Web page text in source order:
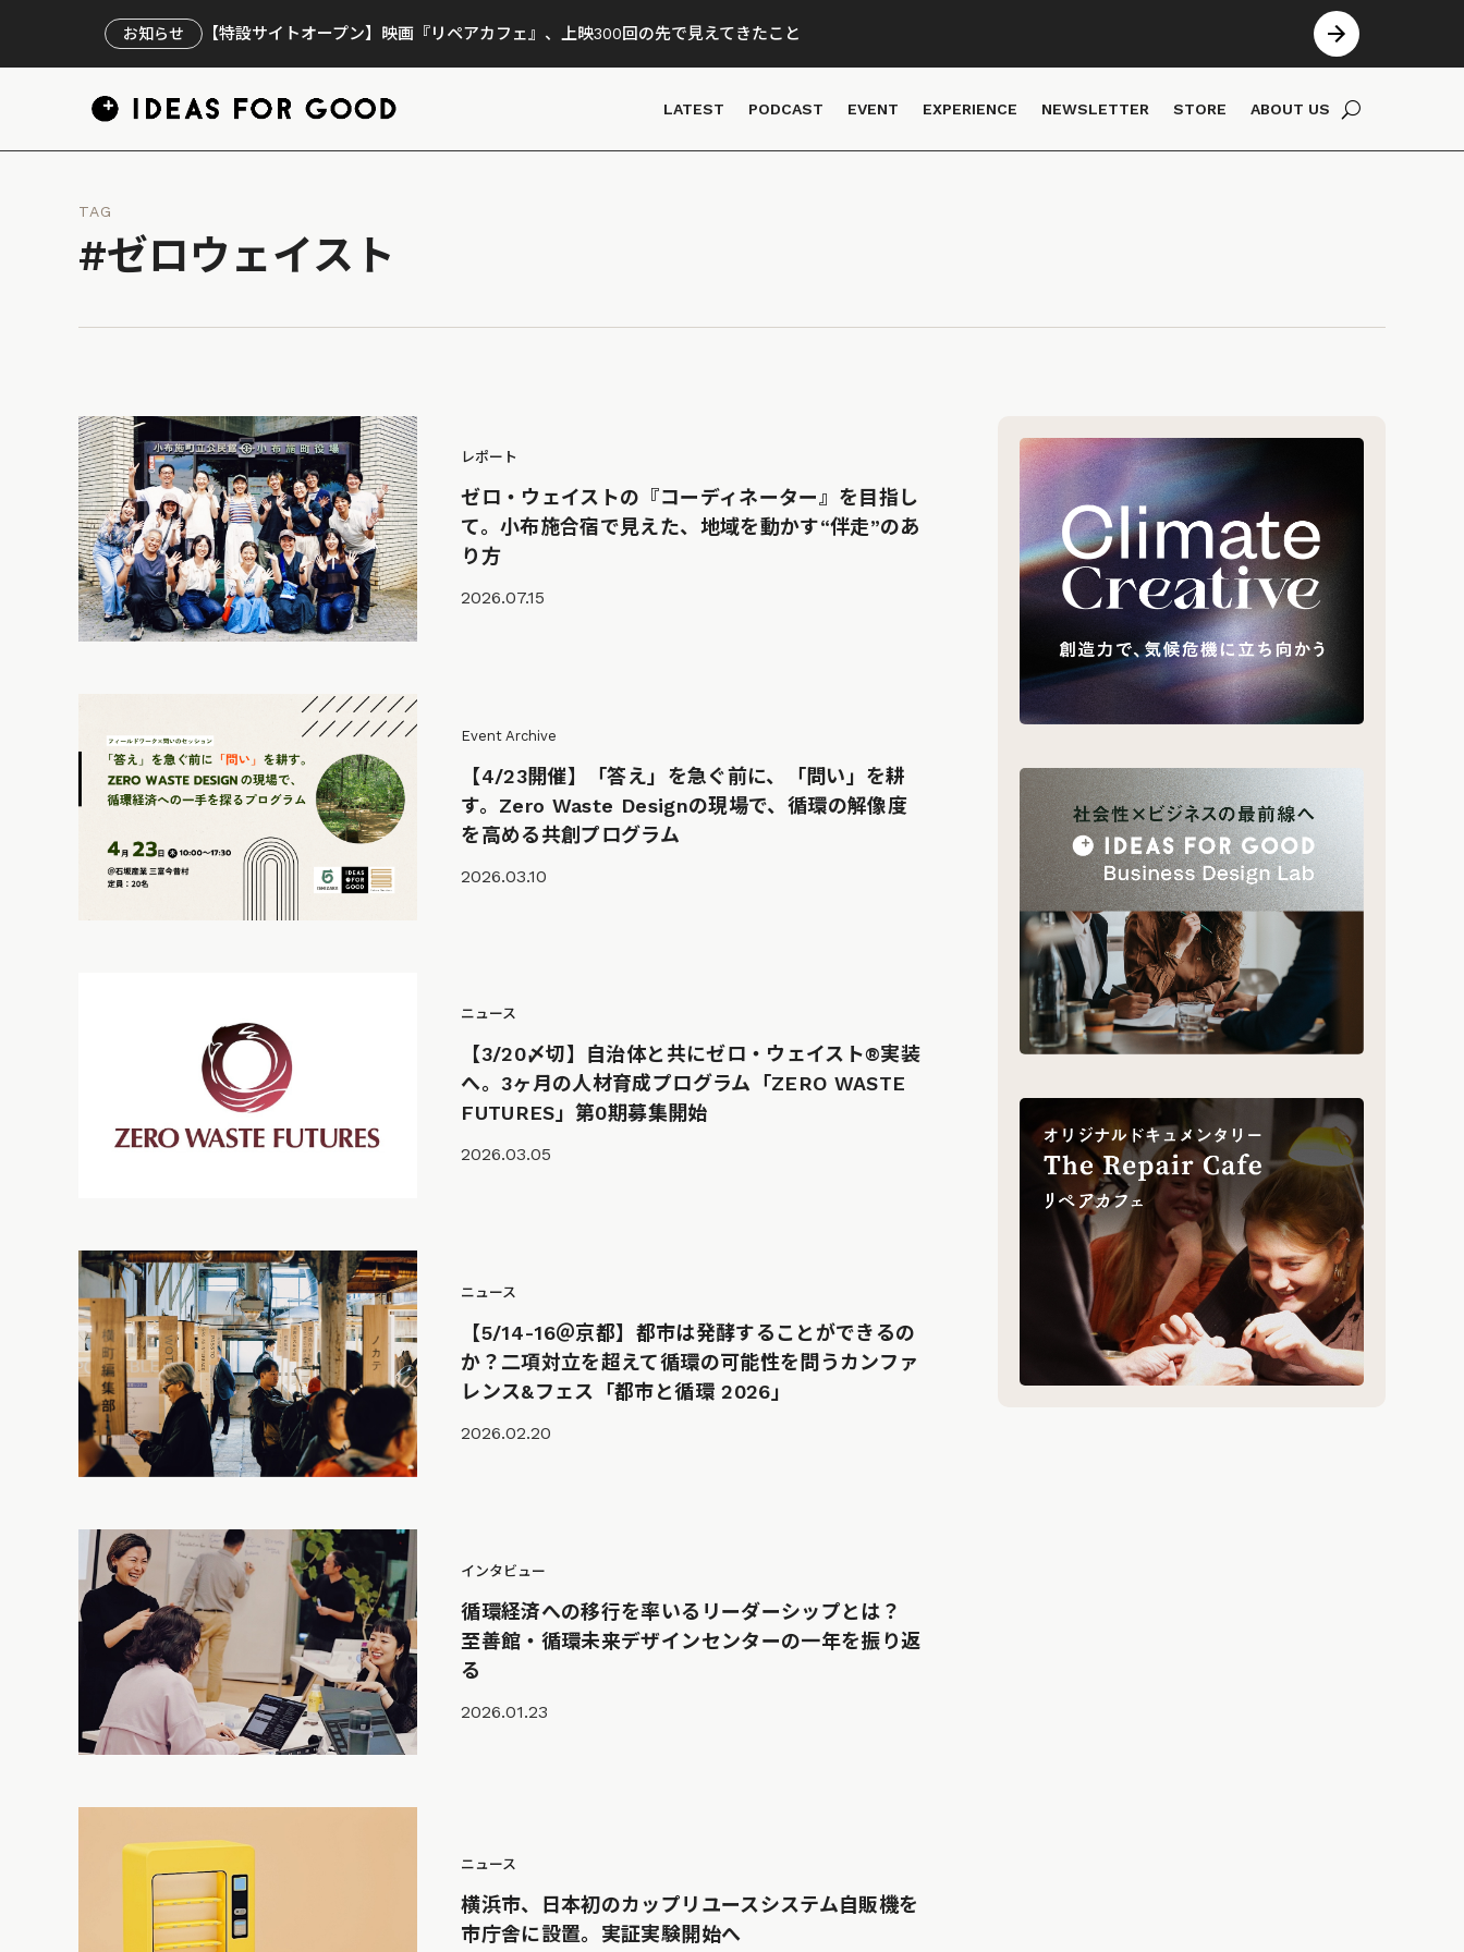
お知らせ 【特設サイトオープン】映画『リペアカフェ』、上映300回の先で見えてきたこと
LATEST PODCAST EVENT EXPERIENCE NEWSLETTER STORE ABOUT US
TAG
#ゼロウェイスト
レポート
ゼロ・ウェイストの『コーディネーター』を目指し
て。小布施合宿で見えた、地域を動かす“伴走”のあ
り方
2026.07.15
Event Archive
【4/23開催】「答え」を急ぐ前に、「問い」を耕
す。Zero Waste Designの現場で、循環の解像度
を高める共創プログラム
2026.03.10
ニュース
【3/20〆切】自治体と共にゼロ・ウェイスト®実装
へ。3ヶ月の人材育成プログラム「ZERO WASTE
FUTURES」第0期募集開始
2026.03.05
ニュース
【5/14-16＠京都】都市は発酵することができるの
か？二項対立を超えて循環の可能性を問うカンファ
レンス&フェス「都市と循環 2026」
2026.02.20
インタビュー
循環経済への移行を率いるリーダーシップとは？
至善館・循環未来デザインセンターの一年を振り返
る
2026.01.23
ニュース
横浜市、日本初のカップリユースシステム自販機を
市庁舎に設置。実証実験開始へ